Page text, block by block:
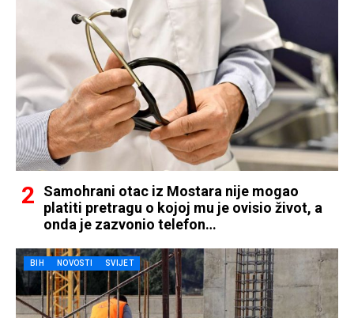
Samohrani otac iz Mostara nije mogao
platiti pretragu o kojoj mu je ovisio život, a
onda je zazvonio telefon…
BIH NOVOSTI SVIJET